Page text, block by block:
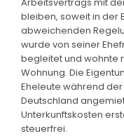
bleiben, soweit in der
abweichenden
wurde von seiner
begleitet und wohnte
Wohnung. Die
Eheleute während der
Deutschland
Unterkunftskosten
steuerfrei.